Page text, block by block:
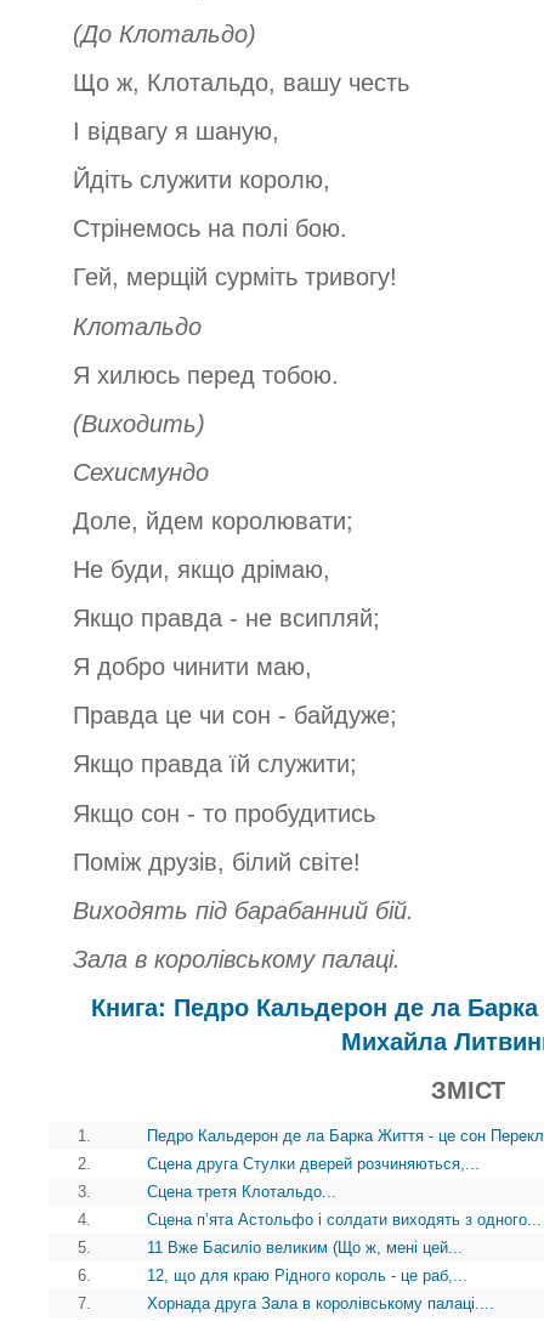
(До Клотальдо)
Що ж, Клотальдо, вашу честь
І відвагу я шаную,
Йдіть служити королю,
Стрінемось на полі бою.
Гей, мерщій сурміть тривогу!
Клотальдо
Я хилюсь перед тобою.
(Виходить)
Сехисмундо
Доле, йдем королювати;
Не буди, якщо дрімаю,
Якщо правда - не всипляй;
Я добро чинити маю,
Правда це чи сон - байдуже;
Якщо правда їй служити;
Якщо сон - то пробудитись
Поміж друзів, білий світе!
Виходять під барабанний бій.
Зала в королівському палаці.
Книга: Педро Кальдерон де ла
Михайла
ЗМІСТ
1.
Педро Кальдерон де ла Барка Життя - це сон
2.
Сцена друга Стулки дверей розчиняються,...
3.
Сцена третя Клотальдо...
4.
Сцена п’ята Астольфо і солдати виходять з одного...
5.
11 Вже Басиліо великим (Що ж, мені цей...
6.
12, що для краю Рідного король - це раб,...
7.
Хорнада друга Зала в королівському палаці....